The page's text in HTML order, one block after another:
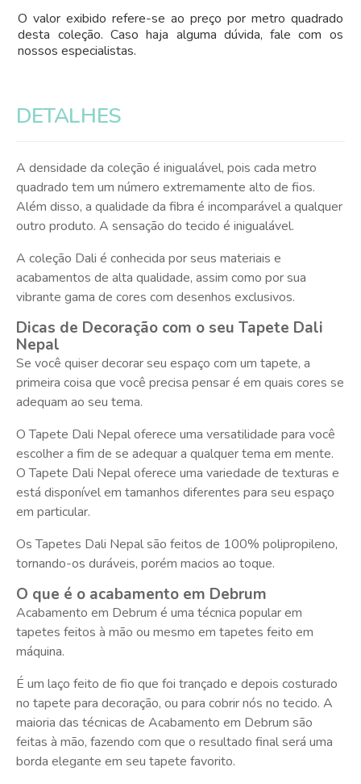
O valor exibido refere-se ao preço por metro quadrado
desta coleção. Caso haja alguma dúvida, fale com os
nossos especialistas.
DETALHES
A densidade da coleção é inigualável, pois cada metro
quadrado tem um número extremamente alto de fios.
Além disso, a qualidade da fibra é incomparável a qualquer
outro produto. A sensação do tecido é inigualável.
A coleção Dali é conhecida por seus materiais e
acabamentos de alta qualidade, assim como por sua
vibrante gama de cores com desenhos exclusivos.
Dicas de Decoração com o seu Tapete Dali
Nepal
Se você quiser decorar seu espaço com um tapete, a
primeira coisa que você precisa pensar é em quais cores se
adequam ao seu tema.
O Tapete Dali Nepal oferece uma versatilidade para você
escolher a fim de se adequar a qualquer tema em mente.
O Tapete Dali Nepal oferece uma variedade de texturas e
está disponível em tamanhos diferentes para seu espaço
em particular.
Os Tapetes Dali Nepal são feitos de 100% polipropileno,
tornando-os duráveis, porém macios ao toque.
O que é o acabamento em Debrum
Acabamento em Debrum é uma técnica popular em
tapetes feitos à mão ou mesmo em tapetes feito em
máquina.
É um laço feito de fio que foi trançado e depois costurado
no tapete para decoração, ou para cobrir nós no tecido. A
maioria das técnicas de Acabamento em Debrum são
feitas à mão, fazendo com que o resultado final será uma
borda elegante em seu tapete favorito.